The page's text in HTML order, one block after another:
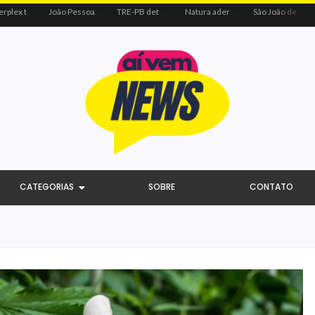
Centerplex traz o combo mais aguardado dos oceanos para estreia de Moana TRE-PB determina remoção de vídeo de Cícero por uso indevido de programa público Natura adere à coalizão do Código de Defesa e Inclusão do Consumidor Negro
CATEGORIAS SOBRE CONTATO